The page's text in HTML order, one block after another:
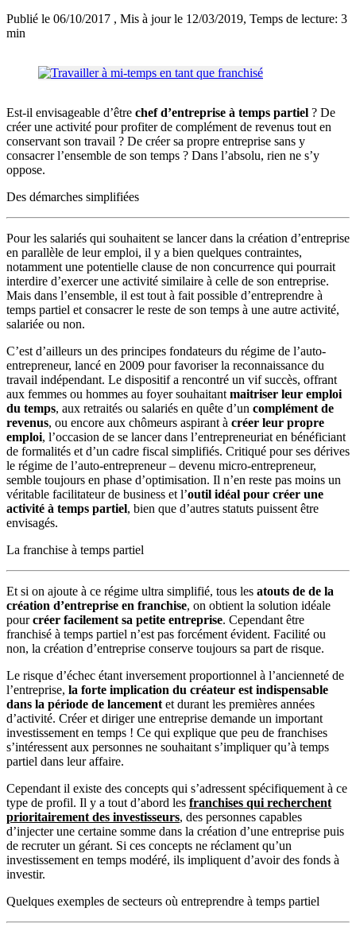
Publié le 06/10/2017 , Mis à jour le 12/03/2019, Temps de lecture: 3
min
Est-il envisageable d’être chef d’entreprise à temps partiel ? De
créer une activité pour profiter de complément de revenus tout en
conservant son travail ? De créer sa propre entreprise sans y
consacrer l’ensemble de son temps ? Dans l’absolu, rien ne s’y
oppose.
Des démarches simplifiées
Pour les salariés qui souhaitent se lancer dans la création d’entreprise
en parallèle de leur emploi, il y a bien quelques contraintes,
notamment une potentielle clause de non concurrence qui pourrait
interdire d’exercer une activité similaire à celle de son entreprise.
Mais dans l’ensemble, il est tout à fait possible d’entreprendre à
temps partiel et consacrer le reste de son temps à une autre activité,
salariée ou non.
C’est d’ailleurs un des principes fondateurs du régime de l’auto-
entrepreneur, lancé en 2009 pour favoriser la reconnaissance du
travail indépendant. Le dispositif a rencontré un vif succès, offrant
aux femmes ou hommes au foyer souhaitantmaitriser leur emploi
du temps, aux retraités ou salariés en quête d’un complément de
revenus, ou encore aux chômeurs aspirant à créer leur propre
emploi, l’occasion de se lancer dans l’entrepreneuriat en bénéficiant
de formalités et d’un cadre fiscal simplifiés. Critiqué pour ses dérives
le régime de l’auto-entrepreneur – devenu micro-entrepreneur,
semble toujours en phase d’optimisation. Il n’en reste pas moins un
véritable facilitateur de business et l’outil idéal pour créer une
activité à temps partiel, bien que d’autres statuts puissent être
envisagés.
La franchise à temps partiel
Et si on ajoute à ce régime ultra simplifié, tous les atouts de de la
création d’entreprise en franchise, on obtient la solution idéale
pourcréer facilement sa petite entreprise. Cependant être
franchisé à temps partiel n’est pas forcément évident. Facilité ou
non, la création d’entreprise conserve toujours sa part de risque.
Le risque d’échec étant inversement proportionnel à l’ancienneté de
l’entreprise, la forte implication du créateur est indispensable
dans la période de lancementet durant les premières années
d’activité. Créer et diriger une entreprise demande un important
investissement en temps ! Ce qui explique que peu de franchises
s’intéressent aux personnes ne souhaitant s’impliquer qu’à temps
partiel dans leur affaire.
Cependant il existe des concepts qui s’adressent spécifiquement à ce
type de profil. Il y a tout d’abord les franchises qui recherchent
prioritairement des investisseurs, des personnes capables
d’injecter une certaine somme dans la création d’une entreprise puis
de recruter un gérant. Si ces concepts ne réclament qu’un
investissement en temps modéré, ils impliquent d’avoir des fonds à
investir.
Quelques exemples de secteurs où entreprendre à temps partiel